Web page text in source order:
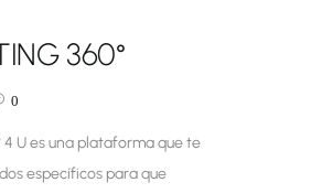
360°
0
4 U es una plataforma que te
específicos para que